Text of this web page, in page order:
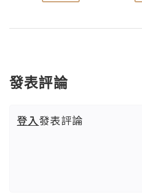
發表評論
登入發表評論